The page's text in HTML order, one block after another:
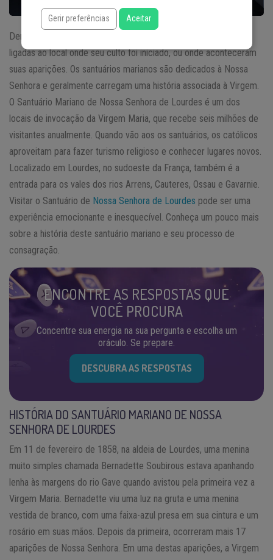
Dentre várias invocações de Maria, existem àquelas que estão
ligadas ao local onde seu culto foi iniciado, ou onde aconteceram
suas aparições. Os santuários marianos são dedicados à Nossa
Senhora e geralmente carregam uma história associada à Virgem.
O Santuário Mariano de Nossa Senhora de Lourdes é um dos
locais de invocação da Virgem Maria, que recebe seis milhões de
visitantes anualmente. Quando vão aos os santuários, os católicos
aproveitam para fazer turismo religioso e conhecer lugares novos.
Localizado em Lourdes, no sudoeste da França, também é a
entrada para os vales dos rios Arrens, Cauteres, Ossau e Gavarnie.
Visitar o Santuário de Nossa Senhora de Lourdes pode ser uma
experiência emocionante e inesquecível. Conheça um pouco mais
sobre a história deste santuário mariano e seu processo de
consagração.
ENCONTRE AS RESPOSTAS QUE
VOCÊ PROCURA
Concentre sua energia na sua pergunta e escolha um
oráculo. Se prepare.
DESCUBRA AS RESPOSTAS
HISTÓRIA DO SANTUÁRIO MARIANO DE NOSSA
SENHORA DE LOURDES
Em 11 de fevereiro de 1858, na aldeia de Lourdes, uma menina
muito simples chamada Bernadette Soubirous estava apanhando
lenha às margens do rio Gave quando avistou pela primeira vez a
Virgem Maria. Bernadette viu uma luz na gruta e uma menina
vestida de branco, com uma faixa-azul presa em sua cintura e um
rosário em suas mãos. Depois da primeira, ocorreram mais 17
aparições de Nossa Senhora. Em uma destas aparições, a Virgem
Gerir preferências Aceitar